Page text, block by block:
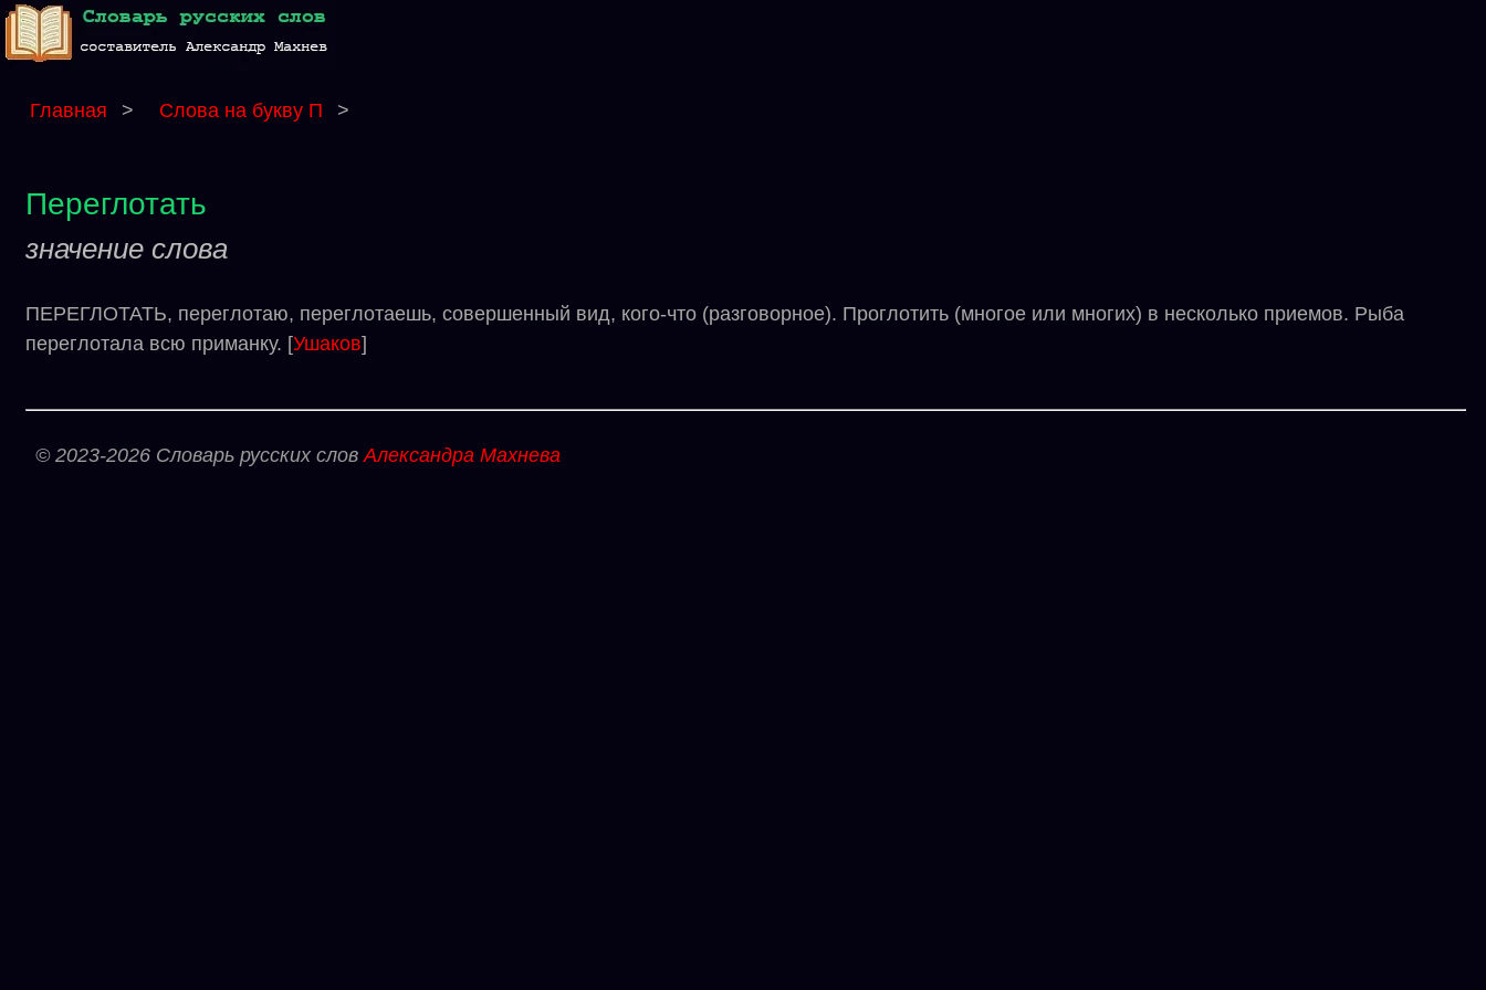
Главная > Слова на букву П >
Переглотать
значение слова
ПЕРЕГЛОТАТЬ, переглотаю, переглотаешь, совершенный вид, кого-что (разговорное). Проглотить (многое или многих) в несколько приемов. Рыба
переглотала всю приманку. [Ушаков]
© 2023-2026 Словарь русских словАлександра Махнева